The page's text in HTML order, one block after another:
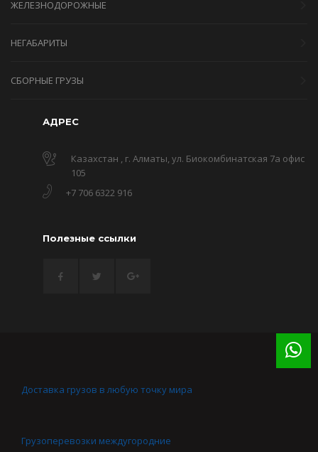
ЖЕЛЕЗНОДОРОЖНЫЕ
НЕГАБАРИТЫ
СБОРНЫЕ ГРУЗЫ
АДРЕС
Казахстан , г. Алматы, ул. Биокомбинатская 7а офис
105
+7 706 6322 916
Полезные ссылки
Доставка грузов в любую точку мира
Грузоперевозки междугородние